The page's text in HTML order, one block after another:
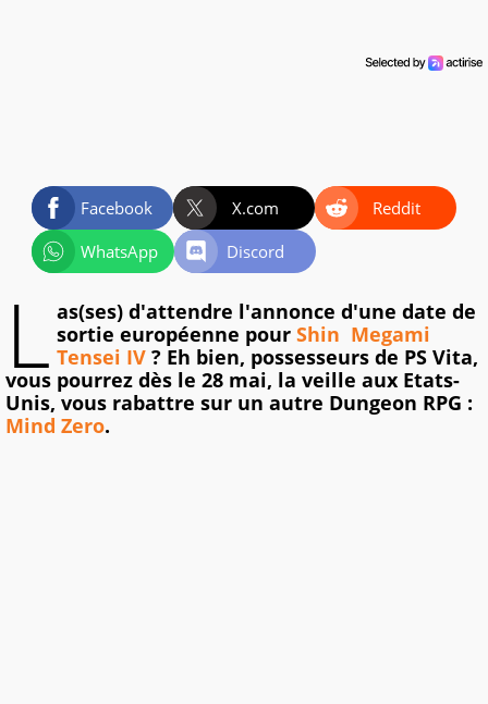
Facebook X.com
Reddit
WhatsApp
Discord
L as(ses) d'attendre l'annonce d'une date de
sortie européenne pour Shin Megami
Tensei IV ? Eh bien, possesseurs de PS Vita,
vous pourrez dès le 28 mai, la veille aux Etats-
Unis, vous rabattre sur un autre Dungeon RPG :
Mind Zero.